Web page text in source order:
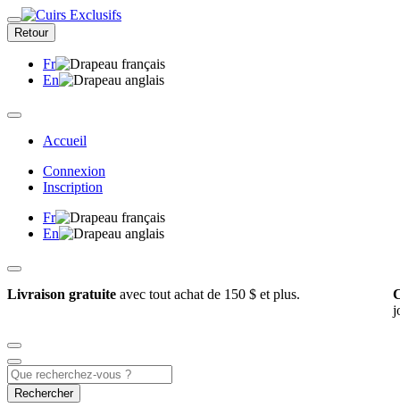
Retour
Fr
En
Accueil
Connexion
Inscription
Fr
En
Livraison gratuite avec tout achat de 150 $ et plus.
Rechercher